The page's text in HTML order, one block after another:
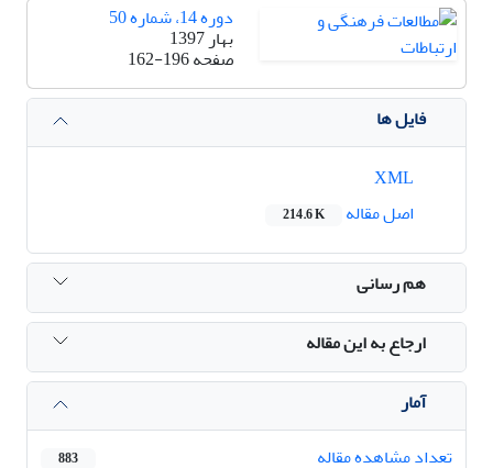
دوره 14، شماره 50
بهار 1397
صفحه162-196
فایل ها
اصل مقاله
214.6 K
هم رسانی
ارجاع به این مقاله
آمار
تعداد مشاهده مقاله
883